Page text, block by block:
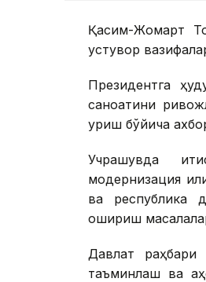
Қасим-Жомарт
устувор
Президентга
саноатини
қуриш бўйича
Учрашувда
модернизация
ва республика
ошириш
Давлат раҳбари
таъминлаш ва